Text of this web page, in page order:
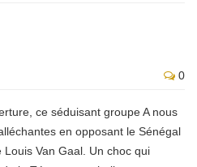
0
ce séduisant groupe A nous
en opposant le Sénégal
Louis Van Gaal. Un choc qui